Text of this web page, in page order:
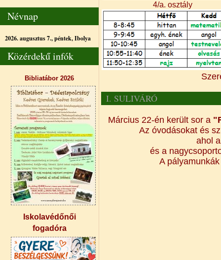
Névnap
2026. augusztus 7., péntek,Ibolya
Közérdekű infók
Bibliatábor 2026
Iskolavédőnői
fogadóra
4/a.
I. SULIVÁRÓ
Március 22-én került sor a
Az óvodásokat és
ahol
és a
A